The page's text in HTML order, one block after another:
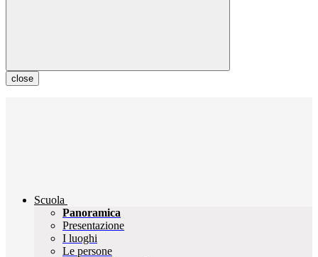
close
Scuola
Panoramica
Presentazione
I luoghi
Le persone